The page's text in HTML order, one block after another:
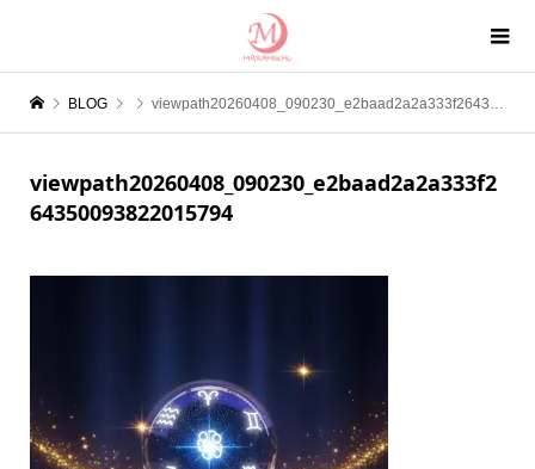
BLOG viewpath20260408_090230_e2baad2a2a333f264350093822015794
viewpath20260408_090230_e2baad2a2a333f2
64350093822015794